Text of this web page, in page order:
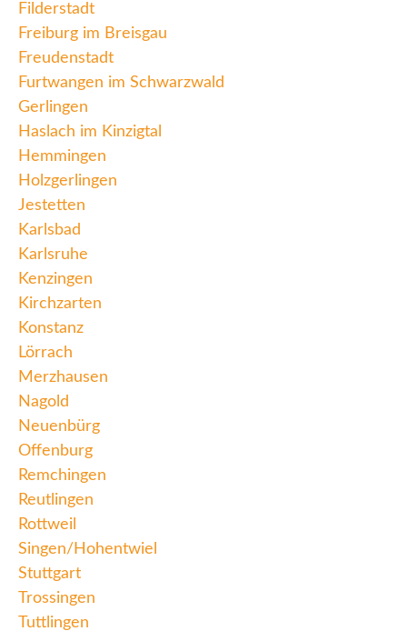
Filderstadt
Freiburg im Breisgau
Freudenstadt
Furtwangen im Schwarzwald
Gerlingen
Haslach im Kinzigtal
Hemmingen
Holzgerlingen
Jestetten
Karlsbad
Karlsruhe
Kenzingen
Kirchzarten
Konstanz
Lörrach
Merzhausen
Nagold
Neuenbürg
Offenburg
Remchingen
Reutlingen
Rottweil
Singen/Hohentwiel
Stuttgart
Trossingen
Tuttlingen